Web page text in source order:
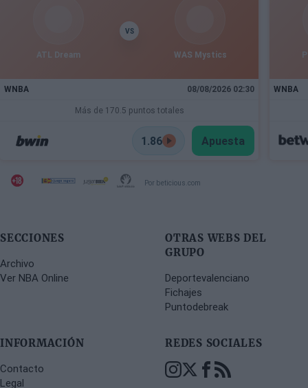
ATL Dream
VS
WAS Mystics
WNBA 08/08/2026 02:30
Más de 170.5 puntos totales
1.86 Apuesta
WNBA
Por beticious.com
SECCIONES
Archivo
Ver NBA Online
OTRAS WEBS DEL
GRUPO
Deportevalenciano
Fichajes
Puntodebreak
INFORMACIÓN
Contacto
Legal
REDES SOCIALES